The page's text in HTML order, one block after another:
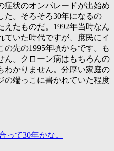
症状のオンパレードが出始め
た。そろそろ30年になるの
たものだ。1992年当時なん
いた時代ですが、庶民にイ
先の1995年頃からです。も
ん。クローン病はもちろんの
わかりません。分厚い家庭の
の端っこに書かれていた程度
って30年かな。